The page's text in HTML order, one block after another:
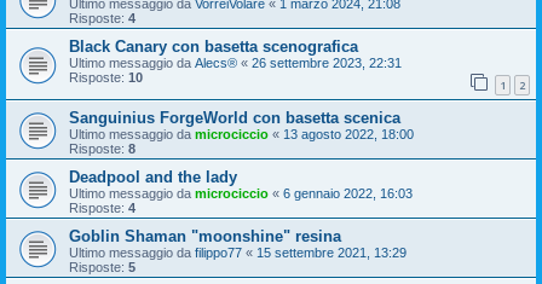
Ultimo messaggio da VorreiVolare « 1 marzo 2024, 21:08
Risposte: 4
Black Canary con basetta scenografica
Ultimo messaggio da Alecs® « 26 settembre 2023, 22:31
Risposte: 10 1 2
Sanguinius ForgeWorld con basetta scenica
Ultimo messaggio da microciccio « 13 agosto 2022, 18:00
Risposte: 8
Deadpool and the lady
Ultimo messaggio da microciccio « 6 gennaio 2022, 16:03
Risposte: 4
Goblin Shaman "moonshine" resina
Ultimo messaggio da filippo77 « 15 settembre 2021, 13:29
Risposte: 5